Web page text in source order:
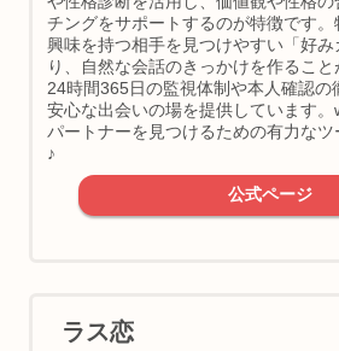
チングをサポートするのが特徴です
興味を持つ相手を見つけやすい「好
り、自然な会話のきっかけを作ること
24時間365日の監視体制や本人確認の
安心な出会いの場を提供しています。
パートナーを見つけるための有力なツ
♪
公式ページ
ラス恋